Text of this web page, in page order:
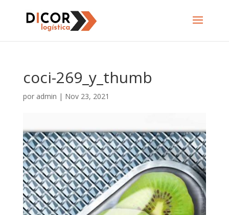
coci-269_y_thumb
por admin | Nov 23, 2021